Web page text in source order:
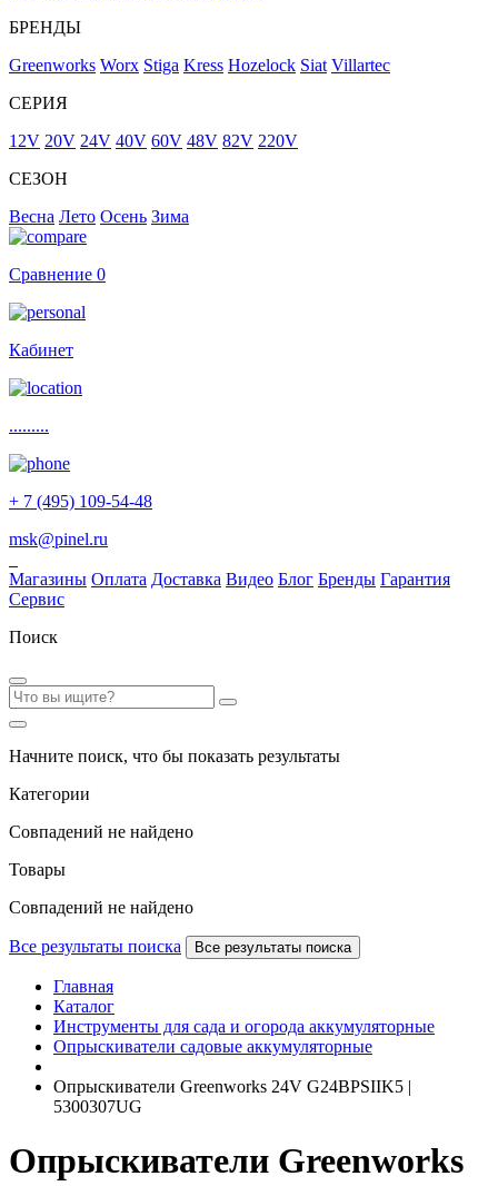
БРЕНДЫ
Greenworks Worx Stiga Kress Hozelock Siat Villartec
СЕРИЯ
12V 20V 24V 40V 60V 48V 82V 220V
СЕЗОН
Весна Лето Осень Зима
Сравнение 0
Кабинет
.........
+ 7 (495) 109-54-48
msk@pinel.ru
Магазины Оплата Доставка Видео Блог Бренды Гарантия
Сервис
Поиск
Начните поиск, что бы показать результаты
Категории
Совпадений не найдено
Товары
Совпадений не найдено
Все результаты поиска Все результаты поиска
Главная
Каталог
Инструменты для сада и огорода аккумуляторные
Опрыскиватели садовые аккумуляторные
Опрыскиватели Greenworks 24V G24BPSIIK5 |
5300307UG
Опрыскиватели Greenworks